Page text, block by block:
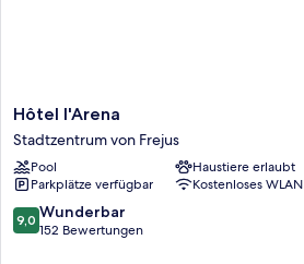
Hôtel
l'Arena
Stadtzentrum
von
Frejus
Hôtel l'Arena
Stadtzentrum von Frejus
Pool
Haustiere erlaubt
Parkplätze verfügbar
Kostenloses WLAN
9.0
von
9,0 Wunderbar
152 Bewertungen